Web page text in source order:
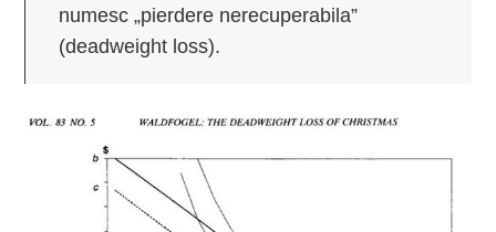
numesc „pierdere nerecuperabila”
(deadweight loss).